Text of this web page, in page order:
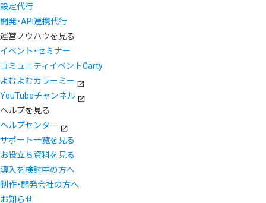
設定代行
開発・API連携代行
運営ノウハウを見る
イベント・セミナー
コミュニティイベントCarty
よむよむカラーミー
YouTubeチャンネル
ヘルプを見る
ヘルプセンター
サポート一覧を見る
お役立ち資料を見る
導入を検討中の方へ
制作・開発会社の方へ
お知らせ